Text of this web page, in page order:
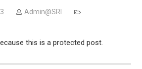
Admin@SRI
this is a protected post.